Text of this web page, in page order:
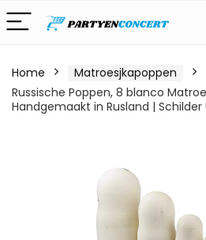
Home Matroesjkapoppen
Russische Poppen, 8 blanco
Handgemaakt in Rusland |